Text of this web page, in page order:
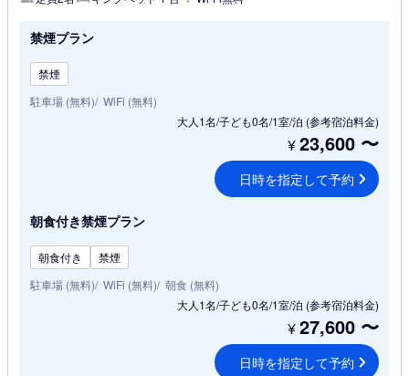
禁煙プラン
禁煙
駐車場 (無料) WiFi (無料)
大人1名/子ども0名/1室/泊 (参考宿泊料金)
¥23,600 〜
日時を指定して予約
朝食付き禁煙プラン
朝食付き
禁煙
駐車場 (無料) WiFi (無料) 朝食 (無料)
大人1名/子ども0名/1室/泊 (参考宿泊料金)
¥27,600 〜
日時を指定して予約